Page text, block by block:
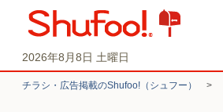
2026年8月8日 土曜日
チラシ・​広告掲載の​Shufoo!​（シュフー） >